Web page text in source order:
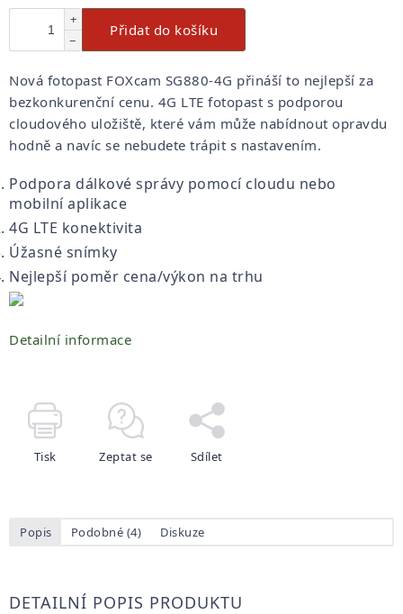
+
−
Přidat do košíku
Nová fotopast FOXcam SG880-4G přináší to nejlepší za
bezkonkurenční cenu. 4G LTE fotopast s podporou
cloudového uložiště, které vám může nabídnout opravdu
hodně a navíc se nebudete trápit s nastavením.
Podpora dálkové správy pomocí cloudu nebo
mobilní aplikace
4G LTE konektivita
Úžasné snímky
Nejlepší poměr cena/výkon na trhu
Detailní informace
Tisk Zeptat se Sdílet
Popis Podobné (4) Diskuze
DETAILNÍ POPIS PRODUKTU